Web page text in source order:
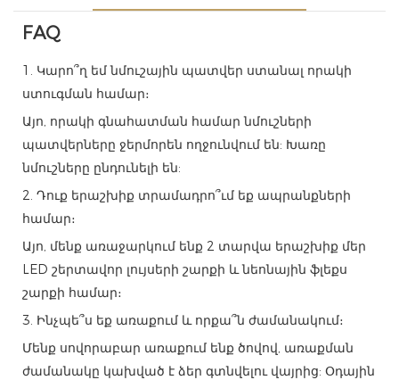
FAQ
1. Կարո՞ղ եմ նմուշային պատվեր ստանալ որակի
ստուգման համար։
Այո, որակի գնահատման համար նմուշների
պատվերները ջերմորեն ողջունվում են: Խառը
նմուշները ընդունելի են:
2. Դուք երաշխիք տրամադրո՞ւմ եք ապրանքների
համար։
Այո, մենք առաջարկում ենք 2 տարվա երաշխիք մեր
LED շերտավոր լույսերի շարքի և նեոնային ֆլեքս
շարքի համար։
3. Ինչպե՞ս եք առաքում և որքա՞ն ժամանակում։
Մենք սովորաբար առաքում ենք ծովով, առաքման
ժամանակը կախված է ձեր գտնվելու վայրից: Օդային